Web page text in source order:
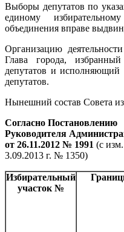
Выборы депутатов по
единому
объединения вправе
Организацию
Глава города,
депутатов и исполняющий
депутатов.
Нынешний состав Совета
Согласно Постановлению
Руководителя
от 26.11.2012 № 1991 (с
3.09.2013 г. № 1350)
Избирательный
участок №